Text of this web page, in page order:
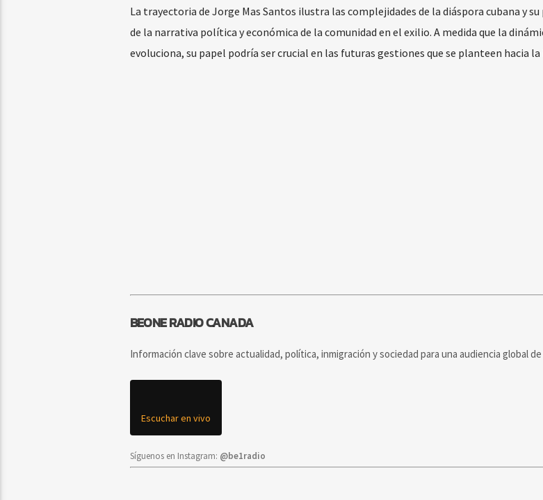
La trayectoria de Jorge Mas Santos ilustra las complejidades de la diáspora cubana y
de la narrativa política y económica de la comunidad en el exilio. A medida que la
evoluciona, su papel podría ser crucial en las futuras gestiones que se planteen hacia la
BEONE RADIO CANADA
Información clave sobre actualidad, política, inmigración y sociedad para una audiencia global de
Escuchar en vivo
Síguenos en Instagram: @be1radio